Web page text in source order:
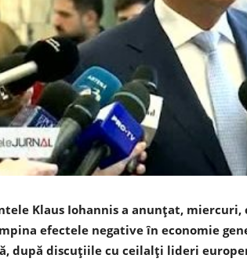
Klaus Iohannis a anunţat,
efectele negative în economie
după discuţiile cu ceilalţi lideri